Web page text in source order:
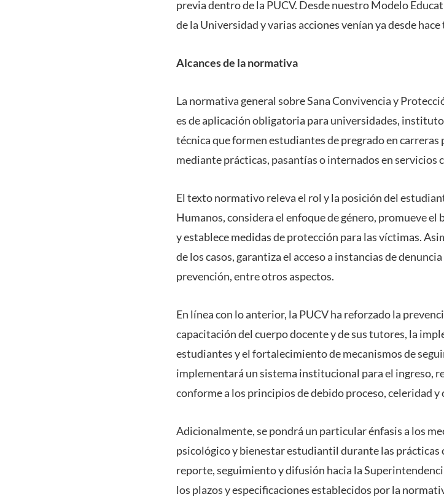
previa dentro de la PUCV. Desde nuestro Modelo
de la Universidad y varias acciones venían ya desde
Alcances de la normativa
La normativa general sobre Sana Convivencia y
es de aplicación obligatoria para universidades,
técnica que formen estudiantes de pregrado en carreras
mediante prácticas, pasantías o internados en servicios
El texto normativo releva el rol y la posición del
Humanos, considera el enfoque de género, promueve
y establece medidas de protección para las víctimas.
de los casos, garantiza el acceso a instancias de
prevención, entre otros aspectos.
En línea con lo anterior, la PUCV ha reforzado la
capacitación del cuerpo docente y de sus tutores, la
estudiantes y el fortalecimiento de mecanismos de
implementará un sistema institucional para el ingreso,
conforme a los principios de debido proceso, celeridad
Adicionalmente, se pondrá un particular énfasis a los
psicológico y bienestar estudiantil durante las prácticas
reporte, seguimiento y difusión hacia la
los plazos y especificaciones establecidos por la